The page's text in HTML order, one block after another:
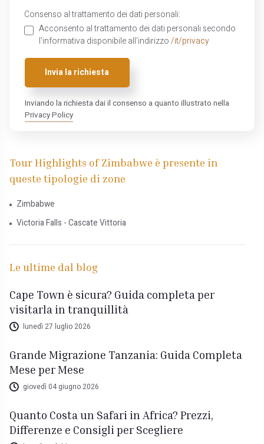
Consenso al trattamento dei dati personali:
Acconsento al trattamento dei dati personali secondo
l'informativa disponibile all'indirizzo /it/privacy
Invia la richiesta
Inviando la richiesta dai il consenso a quanto illustrato nella
Privacy Policy
Tour Highlights of Zimbabwe è presente in
queste tipologie di zone
Zimbabwe
Victoria Falls - Cascate Vittoria
Le ultime dal blog
Cape Town è sicura? Guida completa per
visitarla in tranquillità
lunedì 27 luglio 2026
Grande Migrazione Tanzania: Guida Completa
Mese per Mese
giovedì 04 giugno 2026
Quanto Costa un Safari in Africa? Prezzi,
Differenze e Consigli per Scegliere